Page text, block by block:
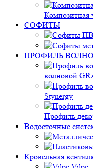
Композитная
СОФИТЫ
ПРОФИЛЬ
волновой
Stynergy
Профиль
Водосточные
Кровельная